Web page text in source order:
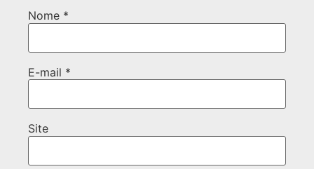
Nome *
E-mail *
Site